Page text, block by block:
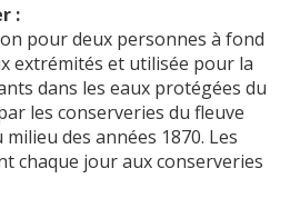
:
pour deux personnes à fond
extrémités et utilisée pour la
dans les eaux protégées du
les conserveries du fleuve
des années 1870. Les
chaque jour aux conserveries